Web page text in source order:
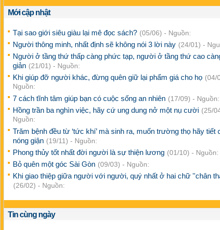
Mới cập nhật
Tại sao giới siêu giàu lại mê đọc sách? (05/06) - Nguồn:
Người thông minh, nhất định sẽ không nói 3 lời này (24/01) -
Người ở tầng thứ thấp càng phức tạp, người ở tầng thứ cao
giản (21/01) - Nguồn:
Khi giúp đỡ người khác, đừng quên giữ lại phẩm giá cho họ (04/
Nguồn:
7 cách tĩnh tâm giúp bạn có cuộc sống an nhiên (17/09) - Nguồn:
Hồng trần ba nghìn việc, hãy cứ ung dung nở một nụ cười (25/
Nguồn:
Trăm bệnh đều từ ‘tức khí’ mà sinh ra, muốn trường thọ hãy tiết
nóng giận (19/11) - Nguồn:
Phong thủy tốt nhất đời người là sự thiện lương (01/10) - Nguồn:
Bỏ quên một góc Sài Gòn (09/03) - Nguồn:
Khi giao thiệp giữa người với người, quý nhất ở hai chữ ''chân
(26/02) - Nguồn:
Tin cùng ngày